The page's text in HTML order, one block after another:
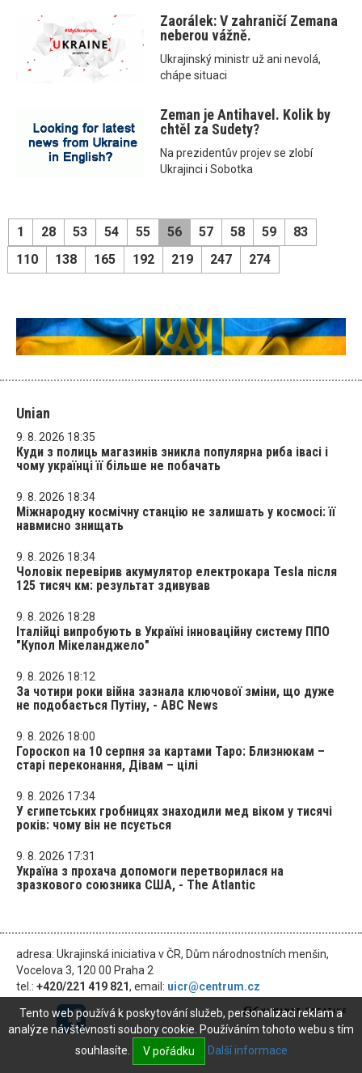
Zaorálek: V zahraničí Zemana
neberou vážně.
Ukrajinský ministr už ani nevolá,
chápe situaci
Zeman je Antihavel. Kolik by
chtěl za Sudety?
Na prezidentův projev se zlobí
Ukrajinci i Sobotka
1 28 53 54 55 56 57 58 59
83
110
138 165 192 219 247 274
Unian
9. 8. 2026 18:35
Куди з полиць магазинів зникла популярна риба івасі і
чому українці її більше не побачать
9. 8. 2026 18:34
Міжнародну космічну станцію не залишать у космосі: її
навмисно знищать
9. 8. 2026 18:34
Чоловік перевірив акумулятор електрокара Tesla після
125 тисяч км: результат здивував
9. 8. 2026 18:28
Італійці випробують в Україні інноваційну систему ППО
"Купол Мікеланджело"
9. 8. 2026 18:12
За чотири роки війна зазнала ключової зміни, що дуже
не подобається Путіну, - ABC News
9. 8. 2026 18:00
Гороскоп на 10 серпня за картами Таро: Близнюкам –
старі переконання, Дівам – цілі
9. 8. 2026 17:34
У єгипетських гробницях знаходили мед віком у тисячі
років: чому він не псується
9. 8. 2026 17:31
Україна з прохача допомоги перетворилася на
зразкового союзника США, - The Atlantic
adresa: Ukrajinská iniciativa v ČR, Dům národnostních menšin,
Vocelova 3, 120 00 Praha 2
tel.: +420/221 419 821, email: uicr@centrum.cz
© 2026
Tento web používá k poskytování služeb, personalizaci reklam a
analýze návštěvnosti soubory cookie. Používáním tohoto webu s tím
souhlasíte.
V pořádku Další informace